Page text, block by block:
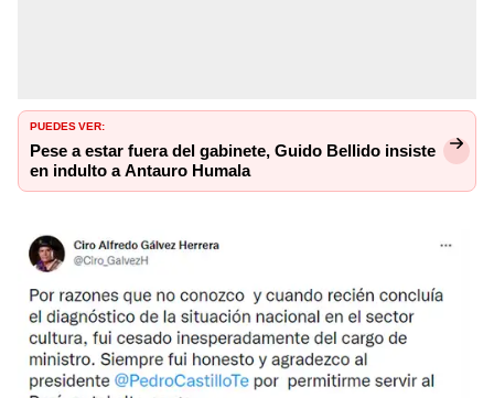
PUEDES VER:
Pese a estar fuera del gabinete, Guido Bellido insiste
en indulto a Antauro Humala